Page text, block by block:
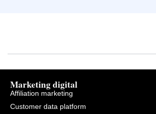
Marketing digital
Affiliation marketing
Customer data platform